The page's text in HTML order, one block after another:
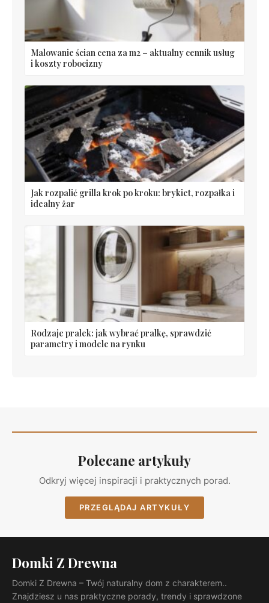
Malowanie ścian cena za m2 – aktualny cennik usług
i koszty robocizny
Jak rozpalić grilla krok po kroku: brykiet, rozpałka i
idealny żar
Rodzaje pralek: jak wybrać pralkę, sprawdzić
parametry i modele na rynku
Polecane artykuły
Odkryj więcej inspiracji i praktycznych porad.
PRZEGLĄDAJ ARTYKUŁY
Domki Z Drewna
Domki Z Drewna – Twój naturalny dom z charakterem..
Znajdziesz u nas praktyczne porady, trendy i sprawdzone